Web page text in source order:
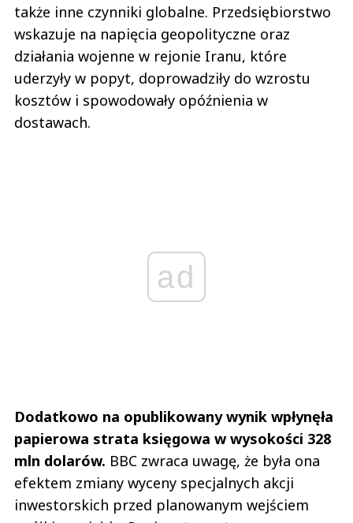
także inne czynniki globalne. Przedsiębiorstwo
wskazuje na napięcia geopolityczne oraz
działania wojenne w rejonie Iranu, które
uderzyły w popyt, doprowadziły do wzrostu
kosztów i spowodowały opóźnienia w
dostawach.
ad
Dodatkowo na opublikowany wynik wpłynęła
papierowa strata księgowa w wysokości 328
mln dolarów. BBC zwraca uwagę, że była ona
efektem zmiany wyceny specjalnych akcji
inwestorskich przed planowanym wejściem